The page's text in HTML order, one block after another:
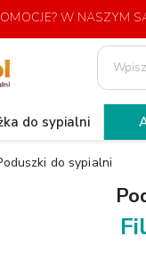
W NASZYM
do sypialni
do sypialni